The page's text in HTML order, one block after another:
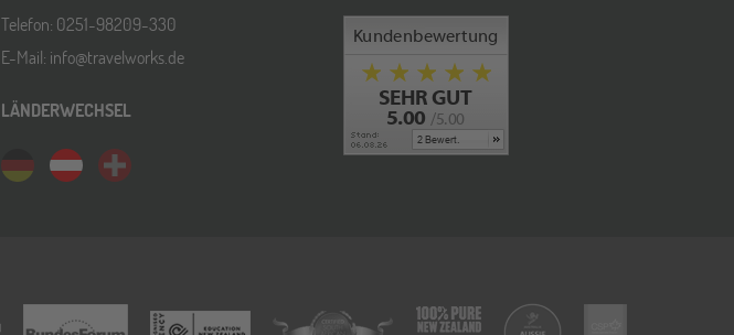
Telefon: 0251-98209-330
E-Mail: info@travelworks.de
LÄNDERWECHSEL